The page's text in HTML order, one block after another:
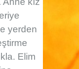
yerden
Elim